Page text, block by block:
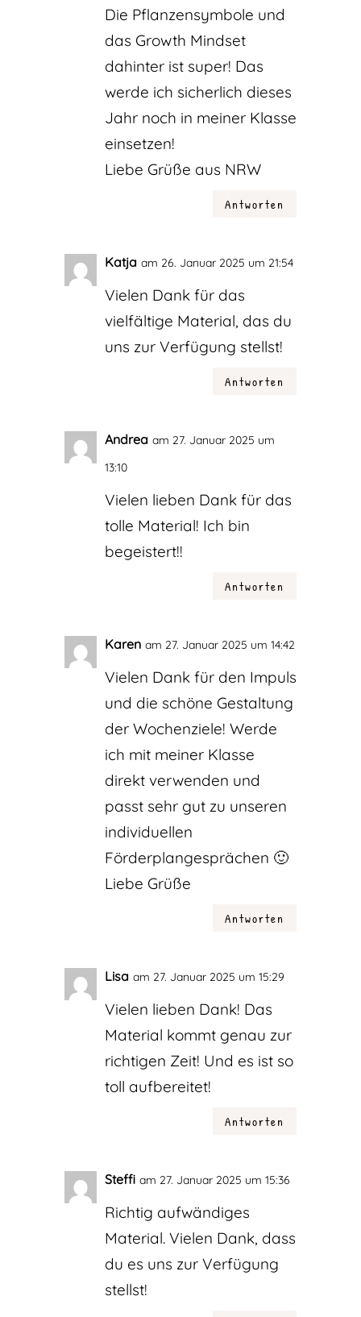
Die Pflanzensymbole und
das Growth Mindset
dahinter ist super! Das
werde ich sicherlich dieses
Jahr noch in meiner Klasse
einsetzen!
Liebe Grüße aus NRW
Antworten
Katja am 26. Januar 2025 um 21:54
Vielen Dank für das
vielfältige Material, das du
uns zur Verfügung stellst!
Antworten
Andrea am 27. Januar 2025 um
13:10
Vielen lieben Dank für das
tolle Material! Ich bin
begeistert!!
Antworten
Karen am 27. Januar 2025 um 14:42
Vielen Dank für den Impuls
und die schöne Gestaltung
der Wochenziele! Werde
ich mit meiner Klasse
direkt verwenden und
passt sehr gut zu unseren
individuellen
Förderplangesprächen 🙂
Liebe Grüße
Antworten
Lisa am 27. Januar 2025 um 15:29
Vielen lieben Dank! Das
Material kommt genau zur
richtigen Zeit! Und es ist so
toll aufbereitet!
Antworten
Steffi am 27. Januar 2025 um 15:36
Richtig aufwändiges
Material. Vielen Dank, dass
du es uns zur Verfügung
stellst!